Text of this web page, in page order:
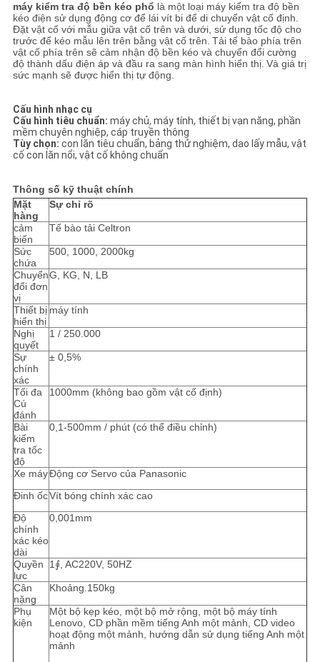
SƠ
ĐỒ
TRANG
WEB
CHÍNH
BẢO
MẬT
máy kiểm tra độ bền kéo phổ là một loại máy kiểm tra độ bền
kéo điện sử dụng động cơ để lái vít bi để di chuyển vật cố định.
Đặt vật cố với mẫu giữa vật cố trên và dưới, sử dụng tốc độ cho
trước để kéo mẫu lên trên bằng vật cố trên. Tải tế bào phía trên
vật cố phía trên sẽ cảm nhận độ bền kéo và chuyển đổi cường
độ thành dấu điện áp và đầu ra sang màn hình hiển thị. Và giá trị
sức mạnh sẽ được hiển thị tự động.
Cấu hình nhạc cụ
Cấu hình tiêu chuẩn: máy chủ, máy tính, thiết bị vạn năng, phần
mềm chuyên nghiệp, cáp truyền thông
Tùy chọn: con lăn tiêu chuẩn, bảng thử nghiệm, dao lấy mẫu, vật
cố con lăn nổi, vật cố không chuẩn
Thông số kỹ thuật chính
Mặt
hàng
Sự chỉ rõ
cảm
biến
Tế bào tải Celtron
Sức
chứa
500, 1000, 2000kg
Chuyển
đổi đơn
vị
G, KG, N, LB
Thiết bị
hiển thị
máy tính
Nghị
quyết
1 / 250.000
Sự
chính
xác
± 0,5%
Tối đa
Cú
đánh
1000mm (không bao gồm vật cố định)
Bài
kiểm
tra tốc
độ
0,1-500mm / phút (có thể điều chỉnh)
Xe máyĐộng cơ Servo của Panasonic
Đinh ốcVít bóng chính xác cao
Độ
chính
xác kéo
dài
0,001mm
Quyền
lực
1∮, AC220V, 50HZ
Cân
nặng
Khoảng.150kg
Phụ
kiện
Một bộ kẹp kéo, một bộ mở rộng, một bộ máy tính
Lenovo, CD phần mềm tiếng Anh một mảnh, CD video
hoạt động một mảnh, hướng dẫn sử dụng tiếng Anh một
mảnh